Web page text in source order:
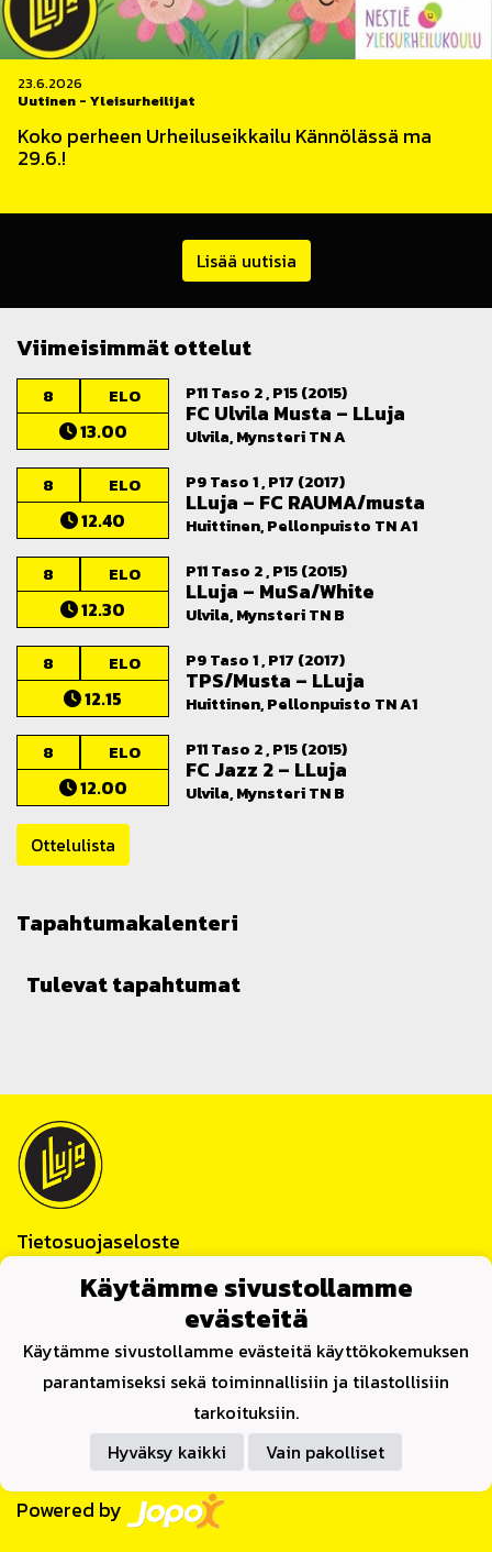
23.6.2026
Uutinen - Yleisurheilijat
Koko perheen Urheiluseikkailu Kännölässä ma
29.6.!
Lisää uutisia
Viimeisimmät ottelut
8 ELO
13.00
P11 Taso 2 , P15 (2015)
FC Ulvila Musta – LLuja
Ulvila, Mynsteri TN A
8
ELO
12.40
P9 Taso 1 , P17 (2017)
LLuja – FC RAUMA/musta
Huittinen, Pellonpuisto TN A1
8
ELO
12.30
P11 Taso 2 , P15 (2015)
LLuja – MuSa/White
Ulvila, Mynsteri TN B
8
ELO
12.15
P9 Taso 1 , P17 (2017)
TPS/Musta – LLuja
Huittinen, Pellonpuisto TN A1
8
ELO
12.00
P11 Taso 2 , P15 (2015)
FC Jazz 2– LLuja
Ulvila, Mynsteri TN B
Ottelulista
Tapahtumakalenteri
Tulevat tapahtumat
Tietosuojaseloste
Lauttakylän Luja ry
Y-tunnus 0859622-4
Yhteystiedot
Powered by
Käytämme sivustollamme
evästeitä
Käytämme sivustollamme evästeitä käyttökokemuksen
parantamiseksi sekä toiminnallisiin ja tilastollisiin
tarkoituksiin.
Hyväksy kaikki
Vain pakolliset